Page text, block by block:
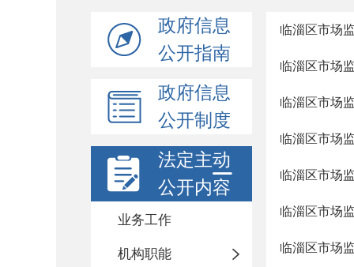
政府信息
公开指南
政府信息
公开制度
法定主动
公开内容
业务工作
机构职能
临淄区市场
临淄区市场
临淄区市场
临淄区市场
临淄区市场
临淄区市场
临淄区市场